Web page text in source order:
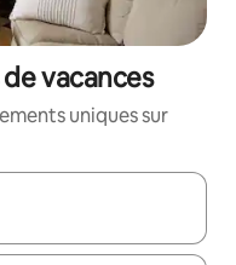
vacances
uniques sur
les flèches vers le